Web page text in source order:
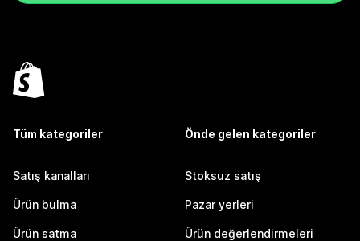
Tüm kategoriler
Satış kanalları
Ürün bulma
Ürün satma
Önde gelen kategoriler
Stoksuz satış
Pazar yerleri
Ürün değerlendirmeleri